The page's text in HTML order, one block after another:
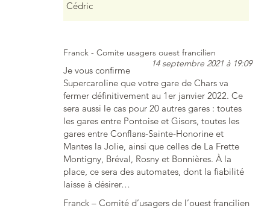
Cédric
Franck - Comite usagers ouest francilien
14 septembre 2021 à 19:09
Je vous confirme
Supercaroline que votre gare de Chars va
fermer définitivement au 1er janvier 2022. Ce
sera aussi le cas pour 20 autres gares : toutes
les gares entre Pontoise et Gisors, toutes les
gares entre Conflans-Sainte-Honorine et
Mantes la Jolie, ainsi que celles de La Frette
Montigny, Bréval, Rosny et Bonnières. À la
place, ce sera des automates, dont la fiabilité
laisse à désirer…
Franck – Comité d’usagers de l’ouest francilien